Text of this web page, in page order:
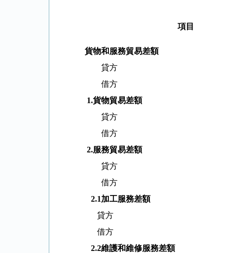
項目
貨物和服務貿易差額
貸方
借方
1.貨物貿易差額
貸方
借方
2.服務貿易差額
貸方
借方
2.1加工服務差額
貸方
借方
2.2維護和維修服務差額